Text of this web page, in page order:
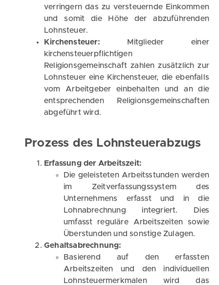
verringern das zu versteuernde Einkommen
und somit die Höhe der abzuführenden
Lohnsteuer.
Kirchensteuer: Mitglieder einer
kirchensteuerpflichtigen
Religionsgemeinschaft zahlen zusätzlich zur
Lohnsteuer eine Kirchensteuer, die ebenfalls
vom Arbeitgeber einbehalten und an die
entsprechenden Religionsgemeinschaften
abgeführt wird.
Prozess des Lohnsteuerabzugs
Erfassung der Arbeitszeit:
Die geleisteten Arbeitsstunden werden
im Zeitverfassungssystem des
Unternehmens erfasst und in die
Lohnabrechnung integriert. Dies
umfasst reguläre Arbeitszeiten sowie
Überstunden und sonstige Zulagen.
Gehaltsabrechnung:
Basierend auf den erfassten
Arbeitszeiten und den individuellen
Lohnsteuermerkmalen wird das